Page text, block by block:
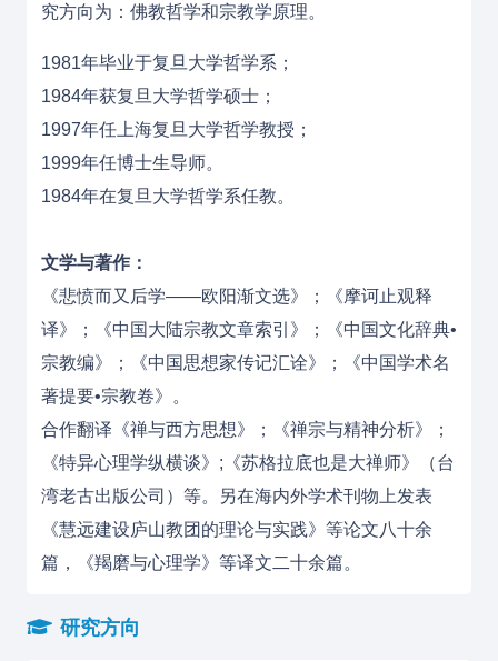
究方向为：佛教哲学和宗教学原理。
1981年毕业于复旦大学哲学系；
1984年获复旦大学哲学硕士；
1997年任上海复旦大学哲学教授；
1999年任博士生导师。
1984年在复旦大学哲学系任教。
文学与著作：
《悲愤而又后学——欧阳渐文选》；《摩诃止观释
译》；《中国大陆宗教文章索引》；《中国文化辞典•
宗教编》；《中国思想家传记汇诠》；《中国学术名
著提要•宗教卷》。
合作翻译《禅与西方思想》；《禅宗与精神分析》；
《特异心理学纵横谈》;《苏格拉底也是大禅师》（台
湾老古出版公司）等。另在海内外学术刊物上发表
《慧远建设庐山教团的理论与实践》等论文八十余
篇，《羯磨与心理学》等译文二十余篇。
研究方向